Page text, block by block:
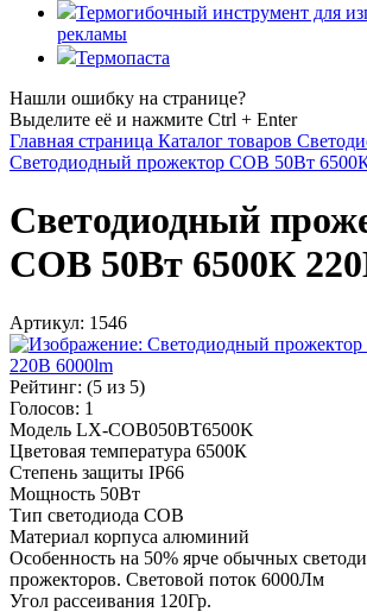
Термогибочный инструмент для
рекламы
Термопаста
Нашли ошибку на странице?
Выделите её и нажмите Ctrl + Enter
Главная страница Каталог товаров
Светодиодный прожектор COB 50Вт
Светодиодный
COB 50Вт 6500К
Артикул: 1546
Рейтинг: (5 из 5)
Голосов: 1
Модель LX-COB050ВТ6500K
Цветовая температура 6500К
Степень защиты IP66
Мощность 50Вт
Тип светодиода COB
Материал корпуса алюминий
Особенность на 50% ярче обычных
прожекторов. Световой поток 6000Лм
Угол рассеивания 120Гр.